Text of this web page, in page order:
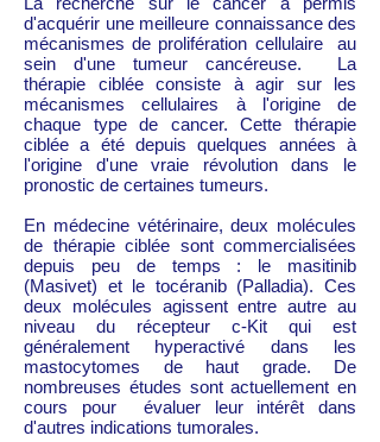
d'acquérir une meilleure connaissance des
mécanismes de prolifération cellulaire au
sein d'une tumeur cancéreuse. La
thérapie ciblée consiste à agir sur les
mécanismes cellulaires à l'origine de
chaque type de cancer. Cette thérapie
ciblée a été depuis quelques années à
l'origine d'une vraie révolution dans le
pronostic de certaines tumeurs.
En médecine vétérinaire, deux molécules
de thérapie ciblée sont commercialisées
depuis peu de temps : le masitinib
(Masivet) et le tocéranib (Palladia). Ces
deux molécules agissent entre autre au
niveau du récepteur c-Kit qui est
généralement hyperactivé dans les
mastocytomes de haut grade. De
nombreuses études sont actuellement en
cours pour évaluer leur intérêt dans
d'autres indications tumorales.